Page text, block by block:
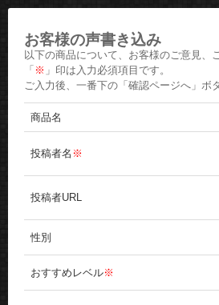
お客様の声書き込み
以下の商品について、お客様のご意見、
「 ※ 」印は入力必須項目です。
ご入力後、一番下の「確認ページへ」ボ
商品名
投稿者名 ※
投稿者URL
性別
おすすめレベル※